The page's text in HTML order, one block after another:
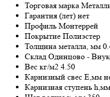
Торговая марка
Гарантия (лет) нет
Профиль Монтеррей
Покрытие Полиэстер
Толщина металла, мм
Склад Одинцово -
Вес кг/м2 4.50
Карнизный свес E,мм
Карнизная ступень h,мм